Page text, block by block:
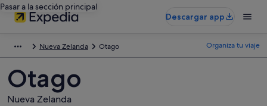
Pasar a la sección principal
Descargar app
Nueva Zelanda Otago Organiza tu viaje
Otago
Nueva Zelanda